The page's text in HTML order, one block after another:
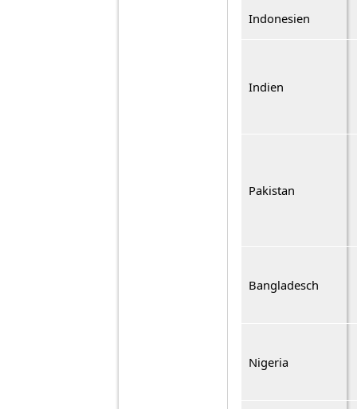
Indonesien
Indien
Pakistan
Bangladesch
Nigeria